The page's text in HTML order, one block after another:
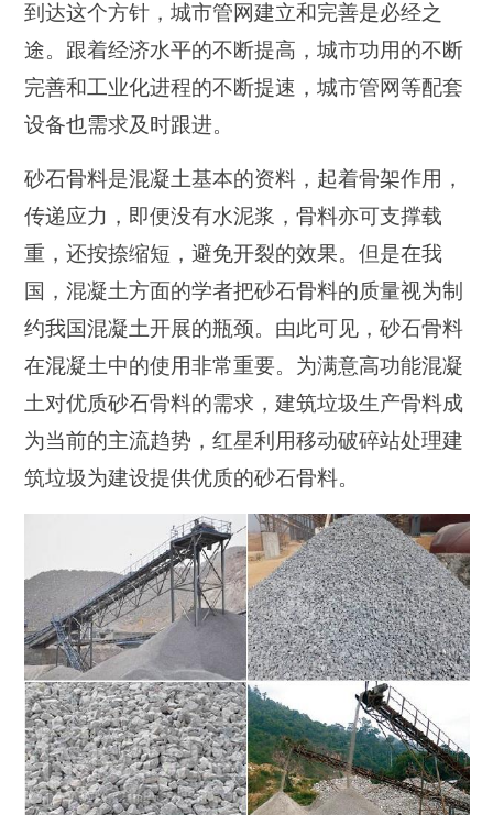
到达这个方针，城市管网建立和完善是必经之
途。跟着经济水平的不断提高，城市功用的不断
完善和工业化进程的不断提速，城市管网等配套
设备也需求及时跟进。
砂石骨料是混凝土基本的资料，起着骨架作用，
传递应力，即便没有水泥浆，骨料亦可支撑载
重，还按捺缩短，避免开裂的效果。但是在我
国，混凝土方面的学者把砂石骨料的质量视为制
约我国混凝土开展的瓶颈。由此可见，砂石骨料
在混凝土中的使用非常重要。为满意高功能混凝
土对优质砂石骨料的需求，建筑垃圾生产骨料成
为当前的主流趋势，红星利用移动破碎站处理建
筑垃圾为建设提供优质的砂石骨料。